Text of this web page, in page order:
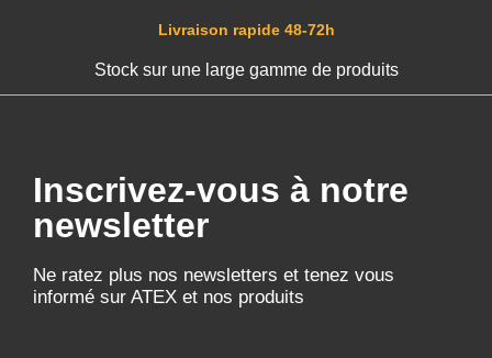
Livraison rapide 48-72h
Stock sur une large gamme de produits
Inscrivez-vous à notre
newsletter
Ne ratez plus nos newsletters et tenez vous
informé sur ATEX et nos produits